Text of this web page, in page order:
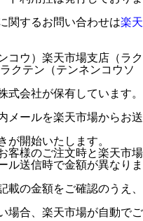
関するお問い合わせは楽天
コウ）楽天市場支店（ラク
クテン（テンネンコウソ
会社が保有しています。
メールを楽天市場からお送
が開始いたします。
客様のご注文時と楽天市場
ル送信時で金額が異なりま
載の金額をご確認のうえ、
場合、楽天市場が自動でご